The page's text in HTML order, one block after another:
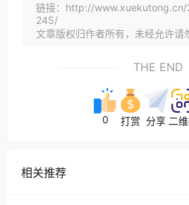
链接：http://
245/
文章版权归作者所有，未经允许请
THE END
0 打赏 分享 二
相关推荐